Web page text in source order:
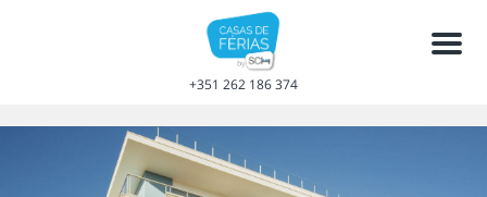
+351 262 186 374
Menu